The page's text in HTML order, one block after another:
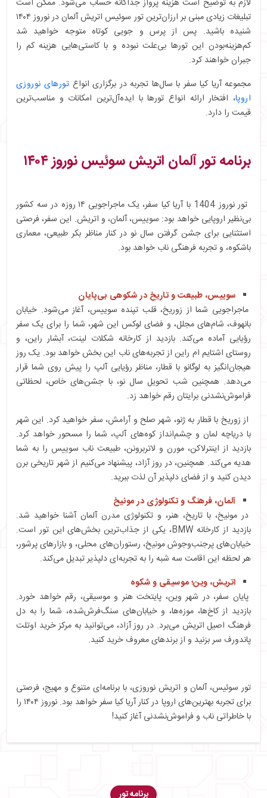
لازم به توضیح است هزینه پرواز جداگانه حساب می‌شود. ممکن است
تبلیغات زیادی مبنی بر ارزان‌ترین تور سوئیس اتریش آلمان در نوروز ۱۴۰۴
شنیده باشید. پس از پرس و جویی کوتاه متوجه خواهید شد
کم‌هزینه‌بودن این تورها بی‌علت نبوده و با کاستی‌هایی هزینه کم را
جبران خواهند کرد.
مجموعه آریا کیا سفر با سال‌ها تجربه در برگزاری انواع تورهای نوروزی
اروپا، افتخار ارائه انواع تورها با ایده‌آل‌ترین امکانات و مناسب‌ترین
قیمت را دارد.
برنامه تور آلمان اتریش سوئیس نوروز ۱۴۰۴
تور نوروز 1404 با آریا کیا سفر، یک ماجراجویی ۱۴ روزه در سه کشور
بی‌نظیر اروپایی خواهد بود: سوییس، آلمان، و اتریش. این سفر، فرصتی
استثنایی برای جشن گرفتن سال نو در کنار مناظر بکر طبیعی، معماری
باشکوه، و تجربه فرهنگی ناب خواهد بود.
سوییس، طبیعت و تاریخ در شکوهی بی‌پایان
ماجراجویی شما از زوریخ، قلب تپنده سوییس، آغاز می‌شود. خیابان
بانهوف، شام‌های مجلل، و فضای لوکس این شهر، شما را برای یک سفر
رؤیایی آماده می‌کند. بازدید از کارخانه شکلات لینت، آبشار راین، و
روستای اشتایم ام راین از تجربه‌های ناب این بخش خواهد بود. یک روز
هیجان‌انگیز به لوگانو با قطار، مناظر رؤیایی آلپ را پیش روی شما قرار
می‌دهد. همچنین شب تحویل سال نو، با جشن‌های خاص، لحظاتی
فراموش‌نشدنی برایتان رقم خواهد زد.
از زوریخ با قطار به ژنو، شهر صلح و آرامش، سفر خواهید کرد. این شهر
با دریاچه لمان و چشم‌انداز کوه‌های آلپ، شما را مسحور خواهد کرد.
بازدید از اینترلاکن، مورن و لاتربرونن، طبیعت ناب سوییس را به شما
هدیه می‌کند. همچنین، در روز آزاد، پیشنهاد می‌کنیم از شهر تاریخی برن
دیدن کنید و از فضای دلپذیر آن لذت ببرید.
آلمان، فرهنگ و تکنولوژی در مونیخ
در مونیخ، با تاریخ، هنر، و تکنولوژی مدرن آلمان آشنا خواهید شد.
بازدید از کارخانه BMW، یکی از جذاب‌ترین بخش‌های این تور است.
خیابان‌های پرجنب‌وجوش مونیخ، رستوران‌های محلی، و بازارهای پرشور،
هر لحظه این اقامت سه شبه را به تجربه‌ای دلپذیر تبدیل می‌کند.
اتریش، وین؛ موسیقی و شکوه
پایان سفر، در شهر وین، پایتخت هنر و موسیقی، رقم خواهد خورد.
بازدید از کاخ‌ها، موزه‌ها، و خیابان‌های سنگ‌فرش‌شده، شما را به دل
فرهنگ اصیل اتریش می‌برد. در روز آزاد، می‌توانید به مرکز خرید اوتلت
پاندورف سر بزنید و از برندهای معروف خرید کنید.
تور سوئیس، آلمان و اتریش نوروزی، با برنامه‌ای متنوع و مهیج، فرصتی
برای تجربه بهترین‌های اروپا در کنار آریا کیا سفر خواهد بود. نوروز ۱۴۰۴ را
با خاطراتی ناب و فراموش‌نشدنی آغاز کنید!
برنامه تور